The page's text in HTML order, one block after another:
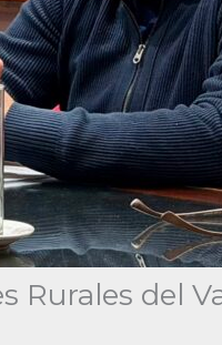
Rurales del